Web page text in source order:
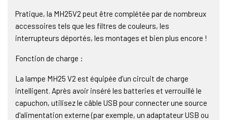
Pratique, la MH25V2 peut être complétée par de nombreux
accessoires tels que les filtres de couleurs, les
interrupteurs déportés, les montages et bien plus encore !
Fonction de charge :
La lampe MH25 V2 est équipée d’un circuit de charge
intelligent. Après avoir inséré les batteries et verrouillé le
capuchon, utilisez le câble USB pour connecter une source
d'alimentation externe (par exemple, un adaptateur USB ou